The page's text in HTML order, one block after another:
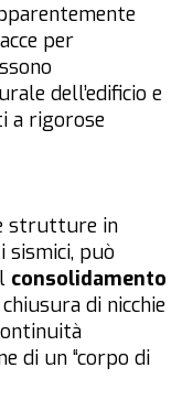
per
dell’edificio e
a rigorose
strutture in
può
consolidamento
di nicchie
di un “corpo di